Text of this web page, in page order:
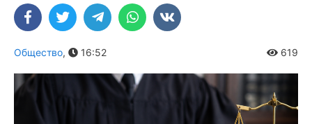
Общество, 16:52 619